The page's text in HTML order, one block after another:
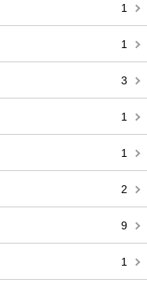
1
1
3
1
1
2
9
1